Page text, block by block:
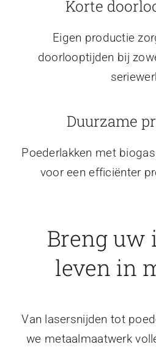
Korte
Eigen productie
doorlooptijden bij
Duurzame
Poederlakken met
voor een efficiënter
Breng uw
leven in
Van lasersnijden tot
we metaalmaatwerk